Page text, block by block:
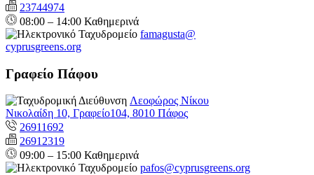
23744974
08:00 – 14:00 Καθημερινά
famagusta@
cyprusgreens.org
Γραφείο Πάφου
Λεοφώρος Νίκου
Νικολαίδη 10, Γραφείο104, 8010 Πάφος
26911692
26912319
09:00 – 15:00 Καθημερινά
pafos@cyprusgreens.org